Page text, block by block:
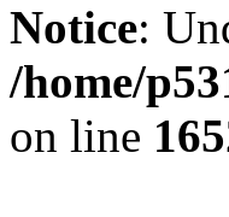
Notice:
/home/
on line